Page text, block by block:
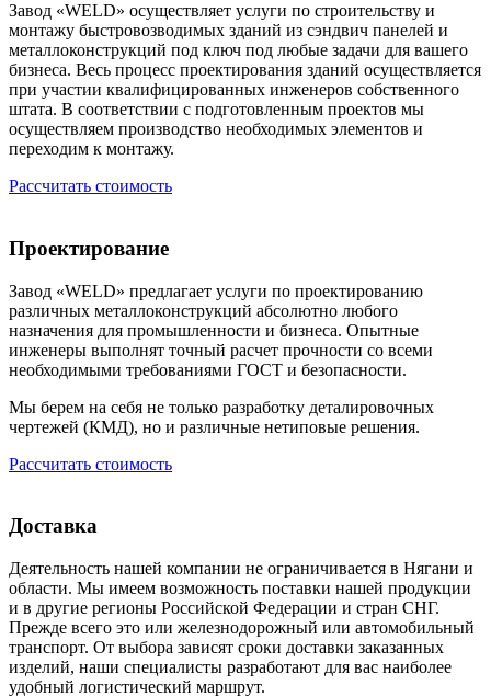
Завод «WELD» осуществляет услуги по строительству и
монтажу быстровозводимых зданий из сэндвич панелей и
металлоконструкций под ключ под любые задачи для вашего
бизнеса. Весь процесс проектирования зданий осуществляется
при участии квалифицированных инженеров собственного
штата. В соответствии с подготовленным проектов мы
осуществляем производство необходимых элементов и
переходим к монтажу.
Рассчитать стоимость
Проектирование
Завод «WELD» предлагает услуги по проектированию
различных металлоконструкций абсолютно любого
назначения для промышленности и бизнеса. Опытные
инженеры выполнят точный расчет прочности со всеми
необходимыми требованиями ГОСТ и безопасности.
Мы берем на себя не только разработку деталировочных
чертежей (КМД), но и различные нетиповые решения.
Рассчитать стоимость
Доставка
Деятельность нашей компании не ограничивается в Нягани и
области. Мы имеем возможность поставки нашей продукции
и в другие регионы Российской Федерации и стран СНГ.
Прежде всего это или железнодорожный или автомобильный
транспорт. От выбора зависят сроки доставки заказанных
изделий, наши специалисты разработают для вас наиболее
удобный логистический маршрут.